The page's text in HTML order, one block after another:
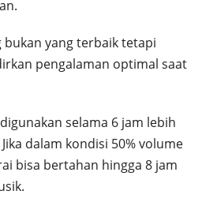
yang terbaik tetapi
pengalaman optimal saat
selama 6 jam lebih
dalam kondisi 50% volume
bisa bertahan hingga 8 jam